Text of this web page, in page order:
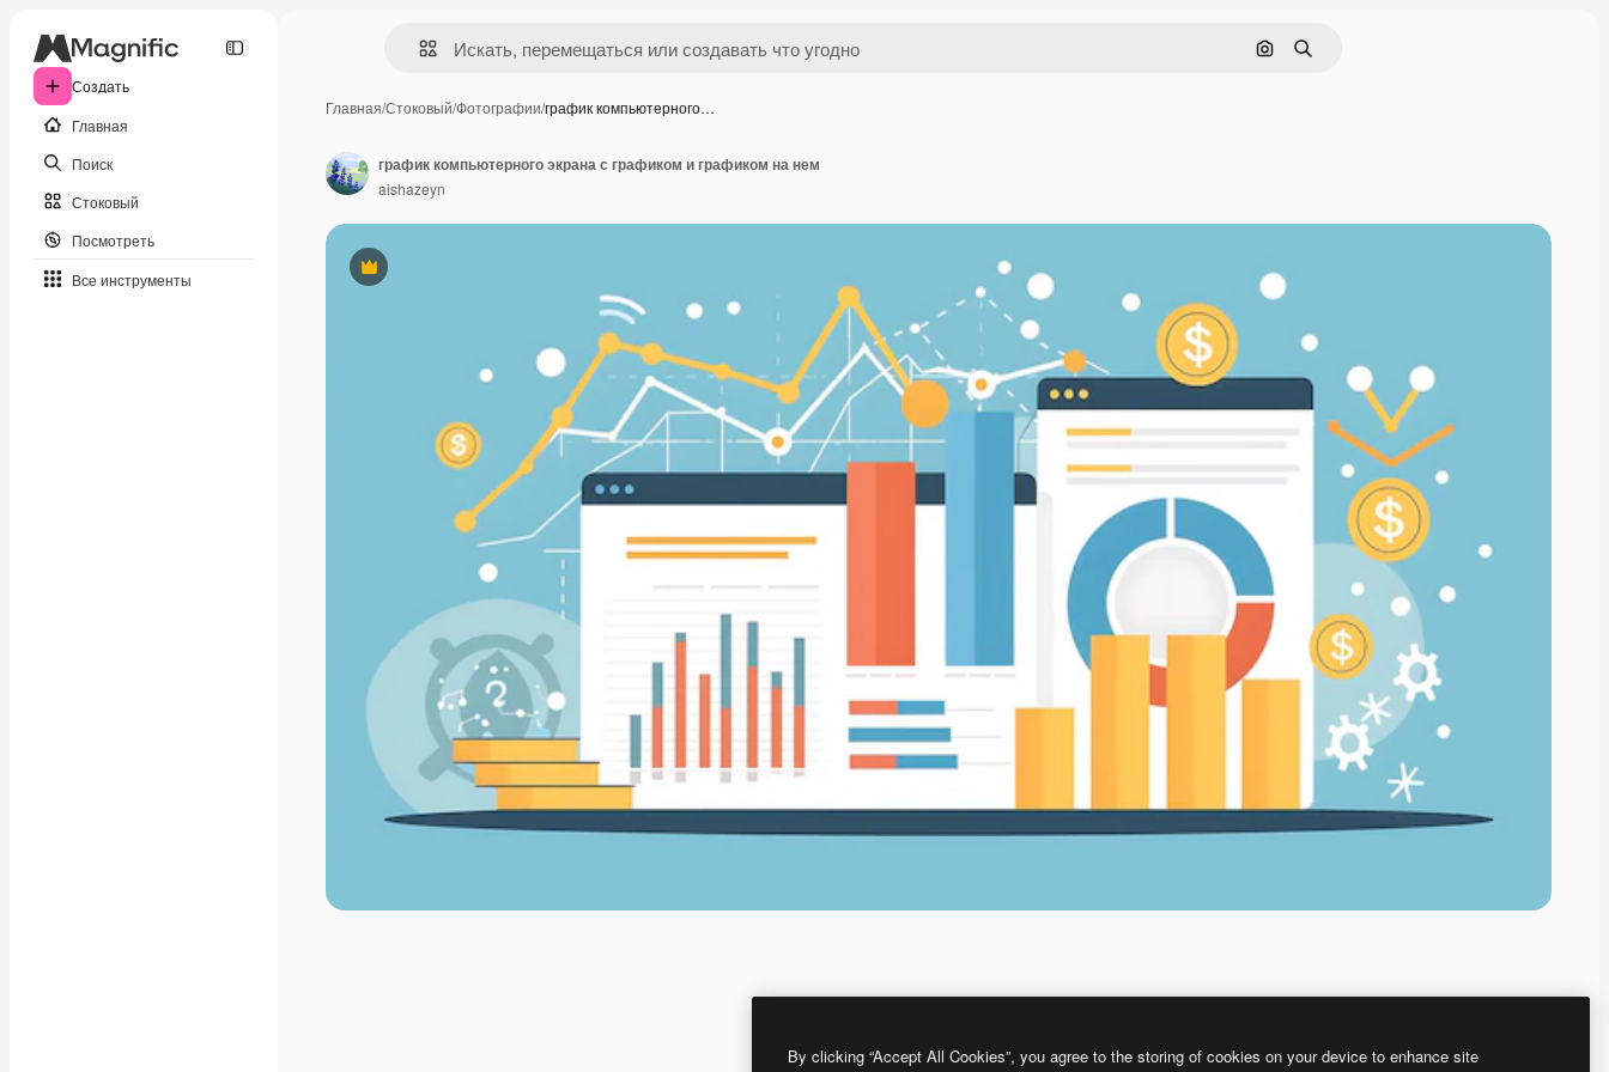
Создать
Главная
Поиск
Стоковый
Посмотреть
Все инструменты
Поиск по изображению
Поиск
Главная/Стоковый/Фотографии/график компьютерного…
Премиум
график компьютерного экрана с графиком и графиком на нем
aishazeyn
By clicking “Accept All Cookies”, you agree to the storing of cookies on your device to enhance site